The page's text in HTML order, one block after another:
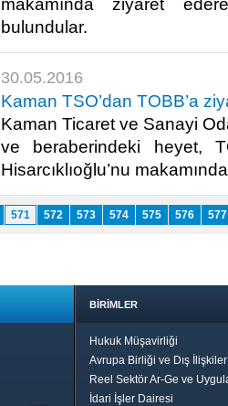
makamında ziyaret
bulundular.​
30.05.2016
Kaman TSO’dan TOBB’a
Kaman Ticaret ve Sanayi
ve beraberindeki heyet,
Hisarcıklıoğlu’nu
571 572 573 574 575 576 577
BİRİMLER
Hukuk Müşavirliği
Avrupa Birliği ve Dış
Reel Sektör Ar-Ge ve
İdari İşler Dairesi